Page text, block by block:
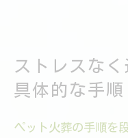
ストレスな
具体的な手順
ペット火葬の手順を